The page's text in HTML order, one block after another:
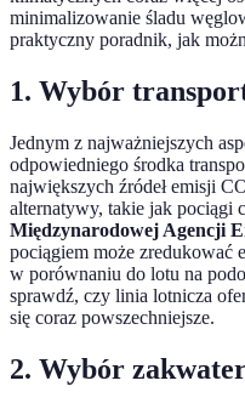
minimalizowanie śladu
praktyczny poradnik, jak
1. Wybór
Jednym z najważniejszych
odpowiedniego środka
największych źródeł emisji
alternatywy, takie jak pociągi
Międzynarodowej Agencji
pociągiem może zredukować
w porównaniu do lotu na
sprawdź, czy linia lotnicza
się coraz powszechniejsze.
2. Wybór